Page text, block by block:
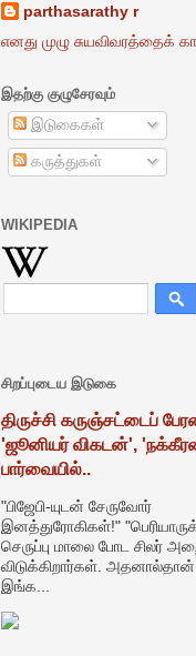
parthasarathy r
எனது முழு சுயவிவரத்தைக்
இதற்கு குழுசேரவும்
இடுகைகள்
கருத்துகள்
WIKIPEDIA
சிறப்புடைய இடுகை
திருச்சி கருஞ்சட்டைப்
'ஜூனியர் விகடன்',
பார்வையில்..
"பிஜேபி-யுடன் சேருவோர்
இனத்துரோகிகள்!"
செருப்பு மாலை போட சிலர்
விடுக்கிறார்கள். அதனால்தான்,
இங்க...